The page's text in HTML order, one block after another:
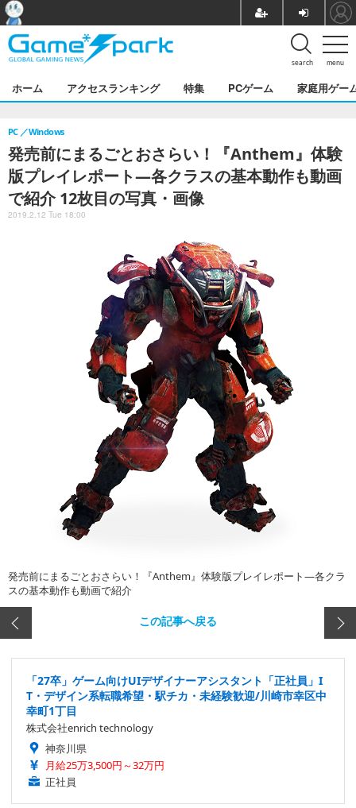
menu
search
ホーム アクセスランキング 特集 PCゲーム 家庭用ゲー
発売前にまるごとおさらい！『Anthem』体験
版プレイレポート―各クラスの基本動作も動画
で紹介 12枚目の写真・画像
PC Windows
2019.2.12 Tue 18:00
発売前にまるごとおさらい！『Anthem』体験版プレイレポート―各クラ
スの基本動作も動画で紹介
この記事へ戻る
「27卒」ゲーム向けUIデザイナーアシスタント「正社員」I
T・デザイン系転職希望・駅チカ・未経験歓迎/川崎市幸区中
幸町1丁目
株式会社enrich technology
神奈川県
月給25万3,500円～32万円
正社員